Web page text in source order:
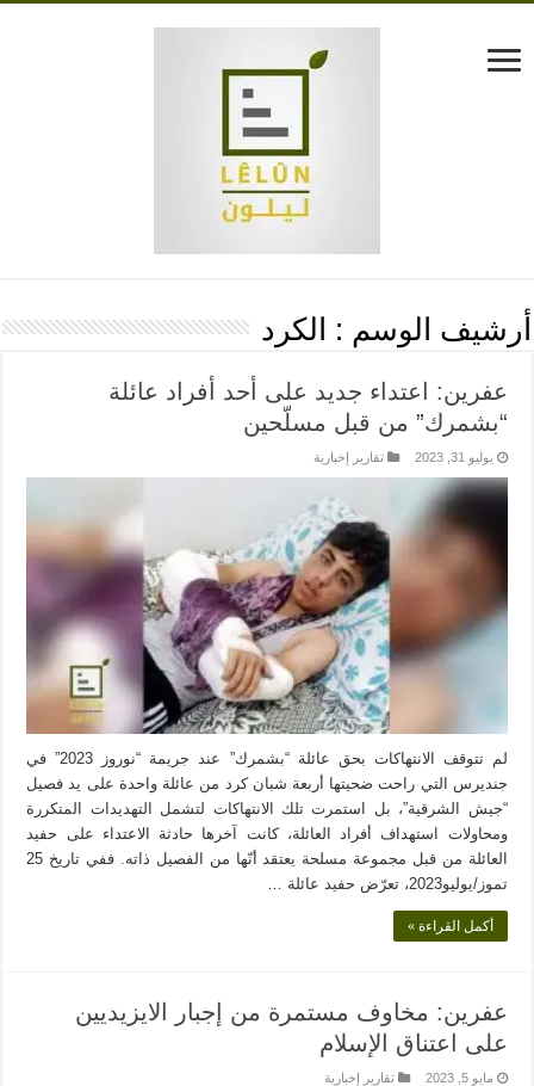
أرشيف الوسم : الكرد
عفرين: اعتداء جديد على أحد أفراد عائلة
“بشمرك” من قبل مسلّحين
يوليو 31, 2023 تقارير إخبارية
لم تتوقف الانتهاكات بحق عائلة “بشمرك” عند جريمة “نوروز 2023” في
جنديرس التي راحت ضحيتها أربعة شبان كرد من عائلة واحدة على يد فصيل
“جيش الشرقية”، بل استمرت تلك الانتهاكات لتشمل التهديدات المتكررة
ومحاولات استهداف أفراد العائلة، كانت آخرها حادثة الاعتداء على حفيد
العائلة من قبل مجموعة مسلحة يعتقد أنّها من الفصيل ذاته. ففي تاريخ 25
تموز/يوليو2023، تعرّض حفيد عائلة …
أكمل القراءة »
عفرين: مخاوف مستمرة من إجبار الايزيديين
على اعتناق الإسلام
مايو 5, 2023 تقارير إخبارية